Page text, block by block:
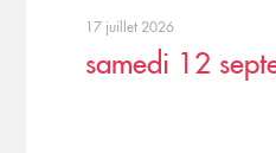
17 juillet 2026
samedi 12